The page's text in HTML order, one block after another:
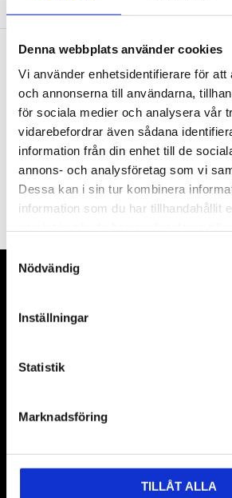
Denna webbplats använder cookies
Vi använder enhetsidentifierare för att
och annonserna till användarna,
för sociala medier och analysera vår
vidarebefordrar även sådana
information från din enhet till de
annons- och analysföretag som vi
Dessa kan i sin tur kombinera
information som du har tillhandahållit
Samtyckesval
Nödvändig
Inställningar
Statistik
Marknadsföring
TILLÅT ALLA
Nyhetsbrev
PRENUMERERA
Dina personuppgifter behandlas i enlighet med
Våra främsta leverantörer är KS Tools
gärna om vad som helst då vi gör vårt